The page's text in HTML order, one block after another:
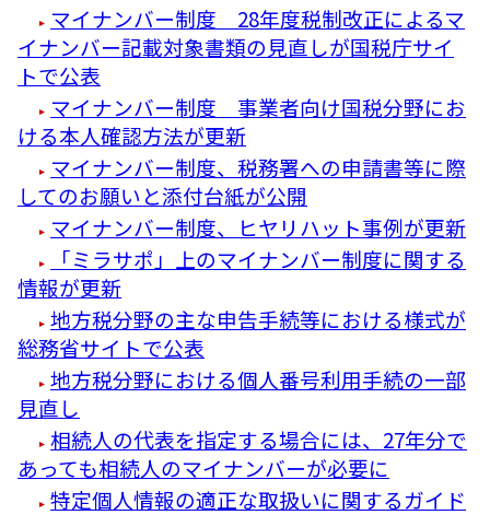
マイナンバー制度 28年度税制改正によるマ
イナンバー記載対象書類の見直しが国税庁サイ
トで公表
マイナンバー制度 事業者向け国税分野にお
ける本人確認方法が更新
マイナンバー制度、税務署への申請書等に際
してのお願いと添付台紙が公開
マイナンバー制度、ヒヤリハット事例が更新
「ミラサポ」上のマイナンバー制度に関する
情報が更新
地方税分野の主な申告手続等における様式が
総務省サイトで公表
地方税分野における個人番号利用手続の一部
見直し
相続人の代表を指定する場合には、27年分で
あっても相続人のマイナンバーが必要に
特定個人情報の適正な取扱いに関するガイド